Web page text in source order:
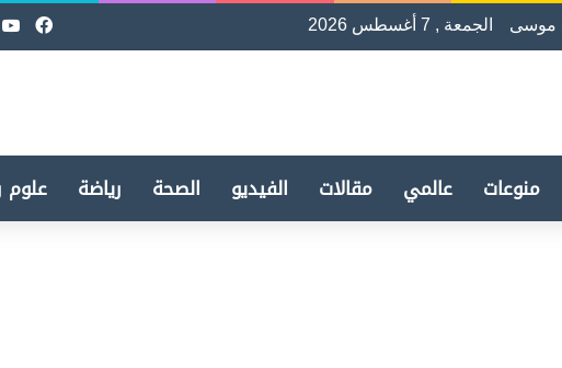
موسى الجمعة , 7 أغسطس 2026
منوعات عالمي مقالات الفيديو الصحة رياضة علوم